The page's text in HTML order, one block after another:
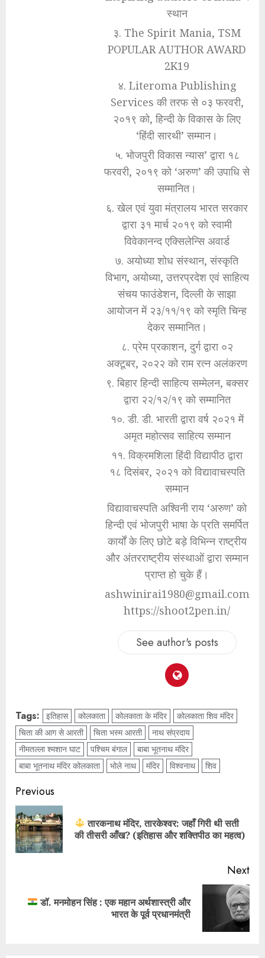
स्थान
३. The Spirit Mania, TSM
POPULAR AUTHOR AWARD
2K19
४. Literoma Publishing
Services की तरफ से ०३ फरवरी,
२०१९ को, हिन्दी के विकास के लिए
‘हिंदी सारथी’ सम्मान।
५. भोजपुरी विकास न्यास’ द्वारा १८
फरवरी, २०१९ को ‘अरुण’ की उपाधि से
सम्मानित।
६. खेल एवं युवा मंत्रालय भारत सरकार
द्वारा ३१ मार्च २०१९ को स्वामी
विवेकानन्द एक्सिलेन्सि अवार्ड
७. अयोध्या शोध संस्थान, संस्कृति
विभाग, अयोध्या, उत्तरप्रदेश एवं साहित्य
संचय फाउंडेशन, दिल्ली के साझा
आयोजन में २३/११/१९ को स्मृति चिन्ह
देकर सम्मानित।
८. प्रेम प्रकाशन, दुर्ग द्वारा ०२
अक्टूबर, २०२२ को राम रत्न अलंकरण
९. बिहार हिन्दी साहित्य सम्मेलन, बक्सर
द्वारा २२/१२/१९ को सम्मानित
१०. डी. डी. भारती द्वारा वर्ष २०२१ में
अमृत महोत्सव साहित्य सम्मान
११. विक्रमशिला हिंदी विद्यापीठ द्वारा
१८ दिसंबर, २०२१ को विद्यावाचस्पति
सम्मान
विद्यावाचस्पति अश्विनी राय ‘अरुण’ को
हिन्दी एवं भोजपुरी भाषा के प्रति समर्पित
कार्यों के लिए छोटे बड़े विभिन्न राष्ट्रीय
और अंतरराष्ट्रीय संस्थाओं द्वारा सम्मान
प्राप्त हो चुके हैं।
ashwinirai1980@gmail.com
https://shoot2pen.in/
See author's posts
Tags: इतिहास कोलकाता कोलकाता के मंदिर
कोलकाता शिव मंदिर
चिता की आग से आरती
चिता भस्म आरती
नाथ संप्रदाय
नीमतल्ला श्मशान घाट
पश्चिम बंगाल
बाबा भूतनाथ मंदिर
बाबा भूतनाथ मंदिर कोलकाता
भोले नाथ मंदिर विश्वनाथ शिव
Previous
तारकनाथ मंदिर, तारकेश्वर: जहाँ गिरी थी सती
की तीसरी आँख? (इतिहास और शक्तिपीठ का महत्व)
Next
डॉ. मनमोहन सिंह : एक महान अर्थशास्त्री और
भारत के पूर्व प्रधानमंत्री